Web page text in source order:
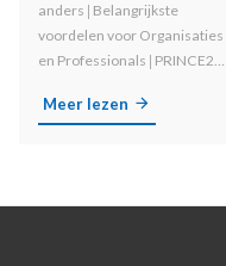
anders 𑗅 Belangrijkste
voordelen voor Organisaties
en Professionals 𑗅 PRINCE2
Agile Methodologieën
Meer lezen